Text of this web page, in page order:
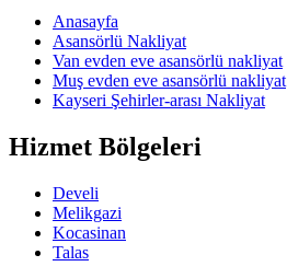
Anasayfa
Asansörlü Nakliyat
Van evden eve asansörlü nakliyat
Muş evden eve asansörlü nakliyat
Kayseri Şehirler-arası Nakliyat
Hizmet Bölgeleri
Develi
Melikgazi
Kocasinan
Talas